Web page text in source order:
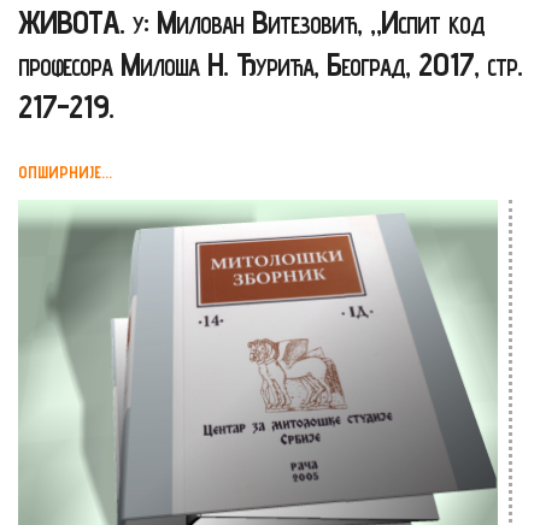
ЖИВОТА. у: Милован Витезовић, „Испит код
професора Милоша Н. Ђурића, Београд, 2017, стр.
217-219.
ОПШИРНИЈЕ...